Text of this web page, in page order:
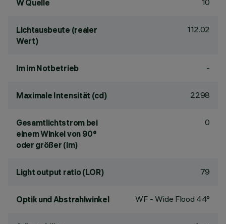
W Quelle 10
Lichtausbeute (realer
Wert)
112.02
lm im Notbetrieb -
Maximale Intensität (cd) 2298
Gesamtlichtstrom bei
einem Winkel von 90°
oder größer (lm)
0
Light output ratio (LOR) 79
Optik und Abstrahlwinkel WF - Wide Flood 44°